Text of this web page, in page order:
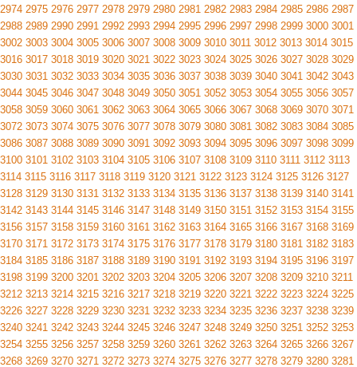
2974 2975 2976 2977 2978 2979 2980 2981 2982 2983 2984 2985 2986 2987
2988 2989 2990 2991 2992 2993 2994 2995 2996 2997 2998 2999 3000 3001
3002 3003 3004 3005 3006 3007 3008 3009 3010 3011 3012 3013 3014 3015
3016 3017 3018 3019 3020 3021 3022 3023 3024 3025 3026 3027 3028 3029
3030 3031 3032 3033 3034 3035 3036 3037 3038 3039 3040 3041 3042 3043
3044 3045 3046 3047 3048 3049 3050 3051 3052 3053 3054 3055 3056 3057
3058 3059 3060 3061 3062 3063 3064 3065 3066 3067 3068 3069 3070 3071
3072 3073 3074 3075 3076 3077 3078 3079 3080 3081 3082 3083 3084 3085
3086 3087 3088 3089 3090 3091 3092 3093 3094 3095 3096 3097 3098 3099
3100 3101 3102 3103 3104 3105 3106 3107 3108 3109 3110 3111 3112 3113
3114 3115 3116 3117 3118 3119 3120 3121 3122 3123 3124 3125 3126 3127
3128 3129 3130 3131 3132 3133 3134 3135 3136 3137 3138 3139 3140 3141
3142 3143 3144 3145 3146 3147 3148 3149 3150 3151 3152 3153 3154 3155
3156 3157 3158 3159 3160 3161 3162 3163 3164 3165 3166 3167 3168 3169
3170 3171 3172 3173 3174 3175 3176 3177 3178 3179 3180 3181 3182 3183
3184 3185 3186 3187 3188 3189 3190 3191 3192 3193 3194 3195 3196 3197
3198 3199 3200 3201 3202 3203 3204 3205 3206 3207 3208 3209 3210 3211
3212 3213 3214 3215 3216 3217 3218 3219 3220 3221 3222 3223 3224 3225
3226 3227 3228 3229 3230 3231 3232 3233 3234 3235 3236 3237 3238 3239
3240 3241 3242 3243 3244 3245 3246 3247 3248 3249 3250 3251 3252 3253
3254 3255 3256 3257 3258 3259 3260 3261 3262 3263 3264 3265 3266 3267
3268 3269 3270 3271 3272 3273 3274 3275 3276 3277 3278 3279 3280 3281